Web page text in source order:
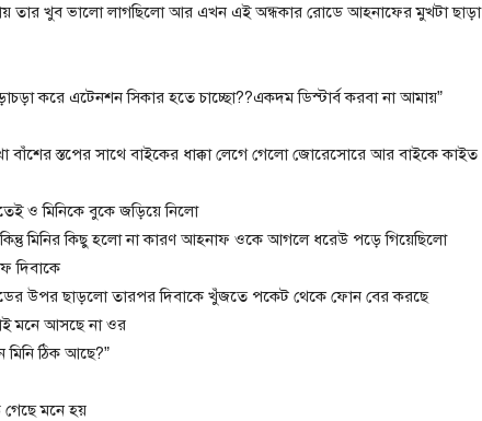
তার খুব ভালো লাগছিলো আর এখন এই অন্ধকার রোডে আহনাফের মুখটা ছাড়া
করে এটেনশন সিকার হতে চাচ্ছো??একদম ডিস্টার্ব করবা না আমায়”
স্তপের সাথে বাইকের ধাক্কা লেগে গেলো জোরেসোরে আর বাইকে কাইত
ও মিনিকে বুকে জড়িয়ে নিলো
মিনির কিছু হলো না কারণ আহনাফ ওকে আগলে ধরেউ পড়ে গিয়েছিলো
দিবাকে
উপর ছাড়লো তারপর দিবাকে খুঁজতে পকেট থেকে ফোন বের করছে
মনে আসছে না ওর
ঠিক আছে?”
গেছে মনে হয়